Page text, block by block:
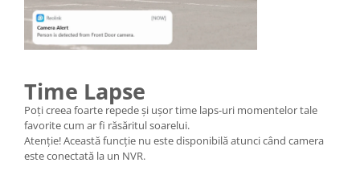
Time Lapse
Poți creea foarte repede și ușor time laps-uri momentelor tale
favorite cum ar fi răsăritul soarelui.
Atenție! Această funcție nu este disponibilă atunci când camera
este conectată la un NVR.